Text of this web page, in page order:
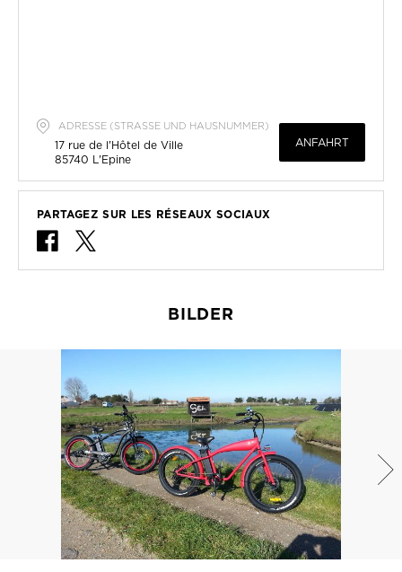
ADRESSE (STRASSE UND HAUSNUMMER)
17 rue de l'Hôtel de Ville
85740 L'Epine
ANFAHRT
PARTAGEZ SUR LES RÉSEAUX SOCIAUX
BILDER